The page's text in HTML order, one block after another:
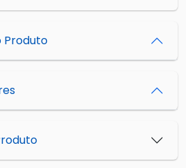
Produto